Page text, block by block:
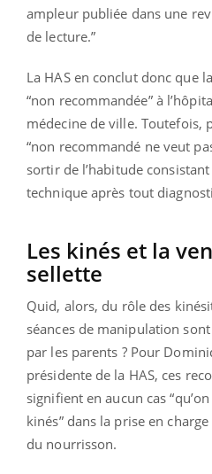
ampleur publiée dans une
de lecture.”
La HAS en conclut donc que
“non recommandée” à
médecine de ville. Toutefois,
“non recommandé ne veut
sortir de l’habitude
technique après tout
Les kinés et la
sellette
Quid, alors, du rôle des
séances de manipulation
par les parents ? Pour
présidente de la HAS, ces
signifient en aucun cas
kinés” dans la prise en
du nourrisson.